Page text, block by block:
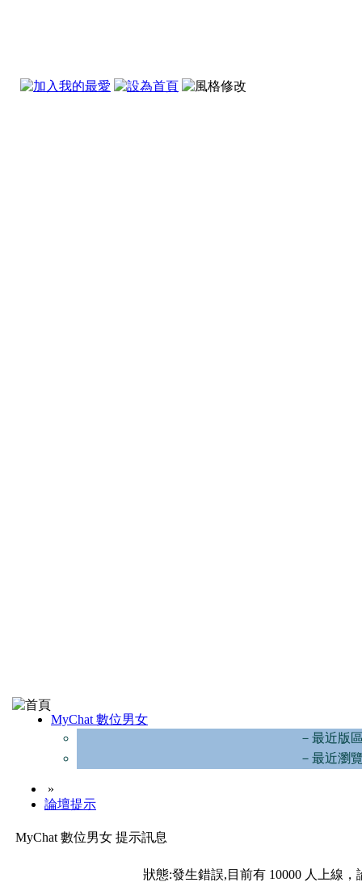
MyChat 數位男女
－最近版
－最近瀏
»
論壇提示
MyChat 數位男女 提示訊息
狀態:發生錯誤,目前有 10000 人上線